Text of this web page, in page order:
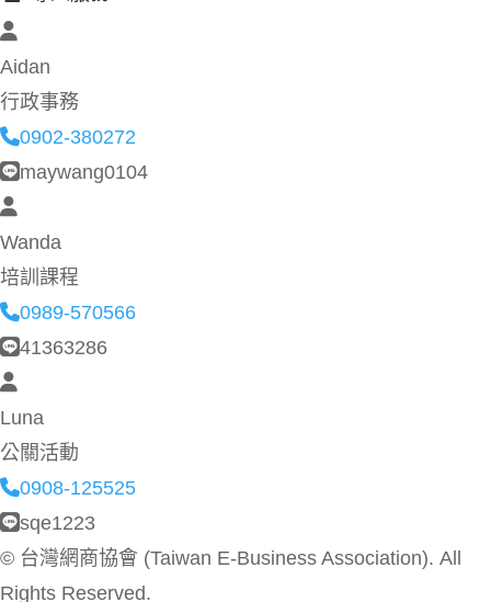
Aidan
行政事務
0902-380272
maywang0104
Wanda
培訓課程
0989-570566
41363286
Luna
公關活動
0908-125525
sqe1223
© 台灣網商協會 (Taiwan E-Business Association). All
Rights Reserved.